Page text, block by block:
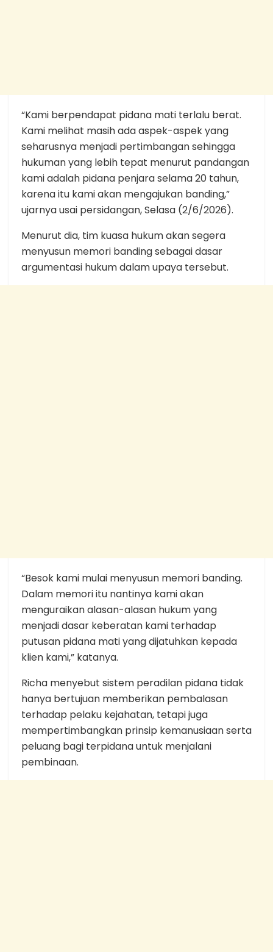
“Kami berpendapat pidana mati terlalu berat.
Kami melihat masih ada aspek-aspek yang
seharusnya menjadi pertimbangan sehingga
hukuman yang lebih tepat menurut pandangan
kami adalah pidana penjara selama 20 tahun,
karena itu kami akan mengajukan banding,”
ujarnya usai persidangan, Selasa (2/6/2026).
Menurut dia, tim kuasa hukum akan segera
menyusun memori banding sebagai dasar
argumentasi hukum dalam upaya tersebut.
“Besok kami mulai menyusun memori banding.
Dalam memori itu nantinya kami akan
menguraikan alasan-alasan hukum yang
menjadi dasar keberatan kami terhadap
putusan pidana mati yang dijatuhkan kepada
klien kami,” katanya.
Richa menyebut sistem peradilan pidana tidak
hanya bertujuan memberikan pembalasan
terhadap pelaku kejahatan, tetapi juga
mempertimbangkan prinsip kemanusiaan serta
peluang bagi terpidana untuk menjalani
pembinaan.